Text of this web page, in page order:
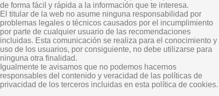
de forma fácil y rápida a la información que te interesa.
El titular de la web no asume ninguna responsabilidad por
problemas legales o técnicos causados por el incumplimiento
por parte de cualquier usuario de las recomendaciones
incluidas. Esta comunicación se realiza para el conocimiento y
uso de los usuarios, por consiguiente, no debe utilizarse para
ninguna otra finalidad.
Igualmente te avisamos que no podemos hacernos
responsables del contenido y veracidad de las políticas de
privacidad de los terceros incluidas en esta política de cookies.